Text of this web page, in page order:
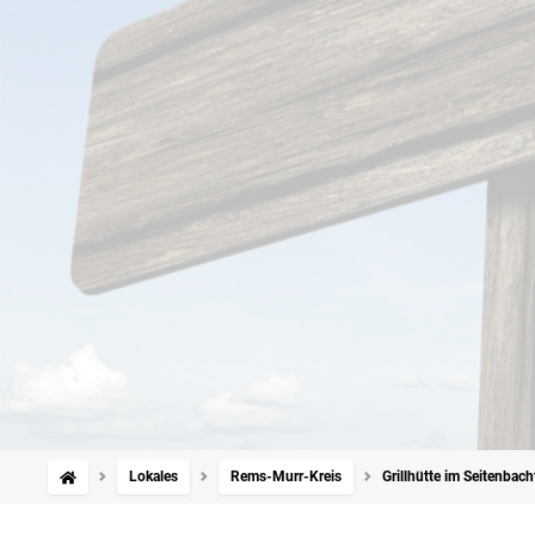
Lokales Rems-Murr-Kreis Grillhütte im